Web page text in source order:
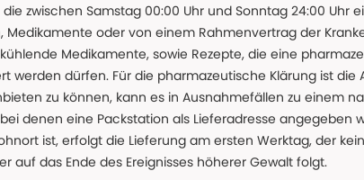
zwischen Samstag 00:00 Uhr und Sonntag 24:00
Medikamente oder von einem Rahmenvertrag der
Medikamente, sowie Rezepte, die eine
werden dürfen. Für die pharmazeutische Klärung ist
zu können, kann es in Ausnahmefällen zu einem
denen eine Packstation als Lieferadresse
ist, erfolgt die Lieferung am ersten Werktag, der
auf das Ende des Ereignisses höherer Gewalt folgt.